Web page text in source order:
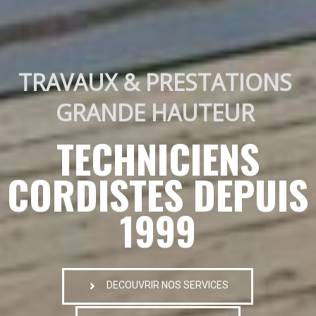
TRAVAUX & PRESTATIONS
GRANDE HAUTEUR
TECHNICIENS
CORDISTES DEPUIS
1999
DECOUVRIR NOS SERVICES